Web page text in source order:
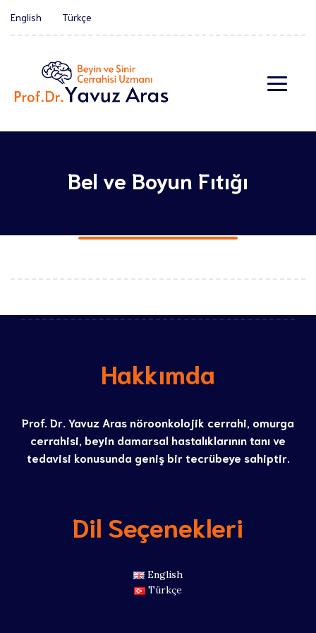
English Türkçe
Bel ve Boyun Fıtığı
Hakkımda
Prof. Dr. Yavuz Aras nöroonkolojik cerrahi, omurga
cerrahisi, beyin damarsal hastalıklarının tanı ve
tedavisi konusunda geniş bir tecrübeye sahiptir.
Dil Seçenekleri
English
Türkçe